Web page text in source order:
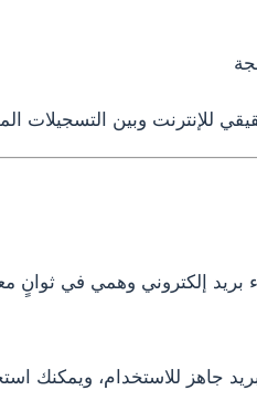
للإنترنت وبين التسجيلات
بريد إلكتروني وهمي في ثوانٍ
جاهز للاستخدام، ويمكنك